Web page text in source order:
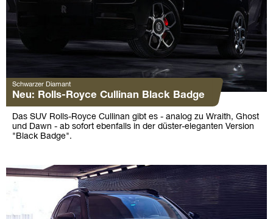
Schwarzer Diamant
Neu: Rolls-Royce Cullinan Black Badge
Das SUV Rolls-Royce Cullinan gibt es - analog zu Wraith, Ghost
und Dawn - ab sofort ebenfalls in der düster-eleganten Version
"Black Badge".